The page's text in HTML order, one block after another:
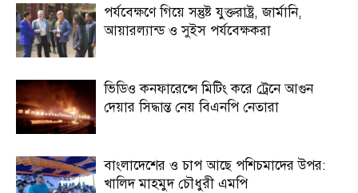
পর্যবেক্ষণে গিয়ে সন্তুষ্ট যুক্তরাষ্ট্র, জার্মানি,
আয়ারল্যান্ড ও সুইস পর্যবেক্ষকরা
ভিডিও কনফারেন্সে মিটিং করে ট্রেনে আগুন
দেয়ার সিদ্ধান্ত নেয় বিএনপি নেতারা
বাংলাদেশের ও চাপ আছে পশিচমাদের উপর:
খালিদ মাহমুদ চৌধুরী এমপি